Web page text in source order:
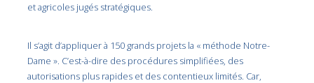
et agricoles jugés stratégiques.
Il s’agit d’appliquer à 150 grands projets la « méthode Notre-
Dame ». C’est-à-dire des procédures simplifiées, des
autorisations plus rapides et des contentieux limités. Car,